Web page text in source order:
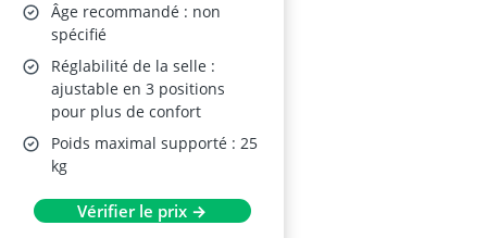
Âge recommandé : non
spécifié
Réglabilité de la selle :
ajustable en 3 positions
pour plus de confort
Poids maximal supporté : 25
kg
Vérifier le prix →